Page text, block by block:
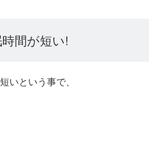
間が短い!
いという事で、